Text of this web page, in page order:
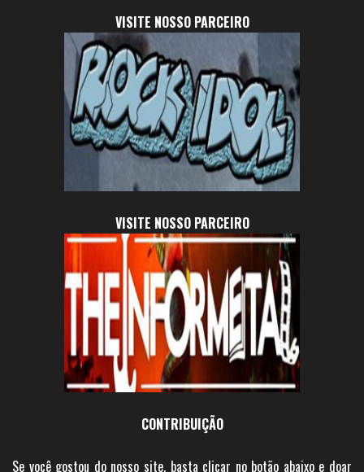
VISITE NOSSO PARCEIRO
VISITE NOSSO PARCEIRO
CONTRIBUIÇÃO
Se você gostou do nosso site, basta clicar no botão abaixo e doar